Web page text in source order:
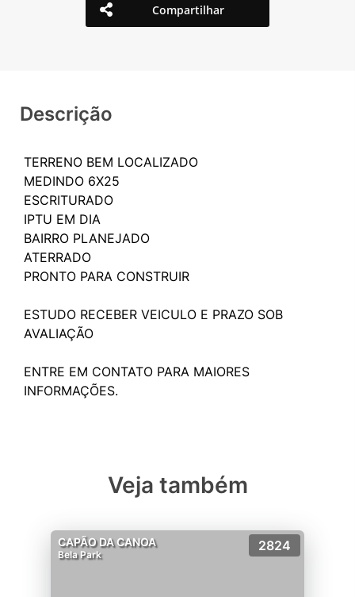
Compartilhar
Descrição
TERRENO BEM LOCALIZADO
MEDINDO 6X25
ESCRITURADO
IPTU EM DIA
BAIRRO PLANEJADO
ATERRADO
PRONTO PARA CONSTRUIR
ESTUDO RECEBER VEICULO E PRAZO SOB
AVALIAÇÃO
ENTRE EM CONTATO PARA MAIORES
Veja também
CAPÃO DA CANOA
Bela Park
2824